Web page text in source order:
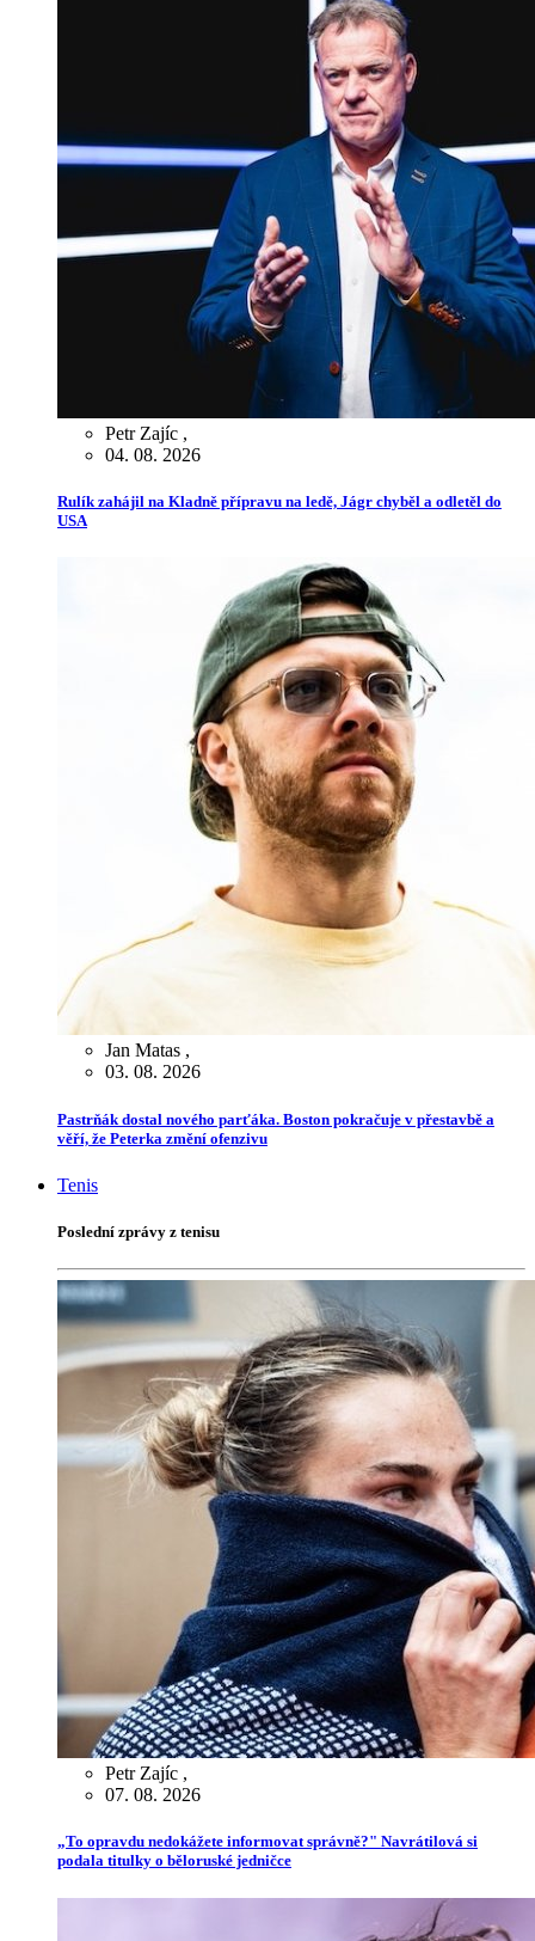
Petr Zajíc ,
04. 08. 2026
Rulík zahájil na Kladně přípravu na ledě, Jágr chyběl a odletěl do
USA
Jan Matas ,
03. 08. 2026
Pastrňák dostal nového parťáka. Boston pokračuje v přestavbě a
věří, že Peterka změní ofenzivu
Tenis
Poslední zprávy z tenisu
Petr Zajíc ,
07. 08. 2026
„To opravdu nedokážete informovat správně?" Navrátilová si
podala titulky o běloruské jedničce